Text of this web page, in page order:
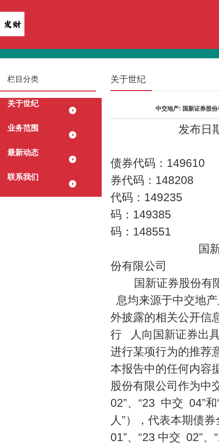
栏目分类
关于世纪
业务范围
最新动态
联系我们
关于世纪
中交地产: 国新证券股
发布日
债券代码：
券代码：
代码：
码：149385
码：
国新证券
份有限公司 涉及
国新证券股份有限
息均来源于中交地
外披露的相关公开信
行 人向国新证券出
进行某项行为的推荐
本报告中的任何内
股份有限公司作为中
02”、“23 中交 04”
人”），代表本期债
01”、“23 中交 02”